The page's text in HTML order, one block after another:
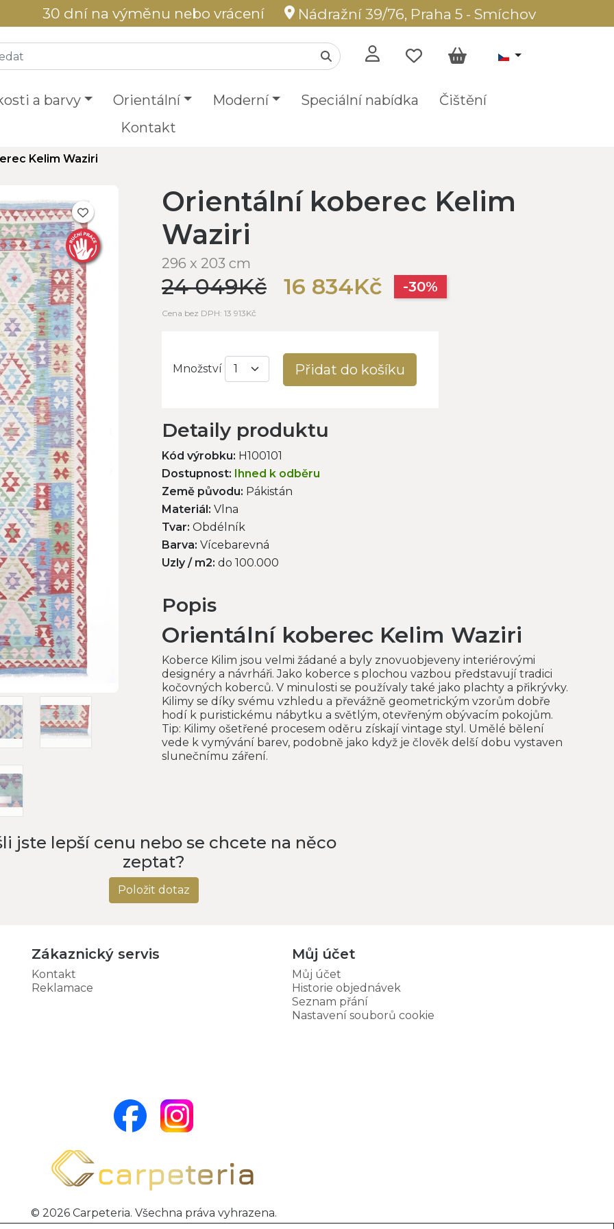
30 dní na výměnu nebo vrácení Nádražní 39/76, Praha 5 - Smíchov
a barvy Orientální Moderní Speciální nabídka
Čištění
Kontakt
Kelim Waziri
Orientální koberec Kelim
Waziri
296 x 203 cm
24 049Kč 16 834Kč -30%
Cena bez DPH: 13 913Kč
Množství Přidat do košíku
Detaily produktu
Kód výrobku: H100101
Dostupnost:
Ihned k odběru
Země původu: Pákistán
Materiál: Vlna
Tvar: Obdélník
Barva: Vícebarevná
Uzly / m2: do 100.000
Popis
Orientální koberec Kelim Waziri
Koberce Kilim jsou velmi žádané a byly znovuobjeveny interiérovými
designéry a návrháři. Jako koberce s plochou vazbou představují tradici
kočovných koberců. V minulosti se používaly také jako plachty a přikrývky.
Kilimy se díky svému vzhledu a převážně geometrickým vzorům dobře
hodí k puristickému nábytku a světlým, otevřeným obývacím pokojům.
Tip: Kilimy ošetřené procesem oděru získají vintage styl. Umělé bělení
vede k vymývání barev, podobně jako když je člověk delší dobu vystaven
slunečnímu záření.
jste lepší cenu nebo se chcete na něco
zeptat?
Položit dotaz
Zákaznický servis
Kontakt
Reklamace
Můj účet
Můj účet
Historie objednávek
Seznam přání
Nastavení souborů cookie
© 2026 Carpeteria. Všechna práva vyhrazena.